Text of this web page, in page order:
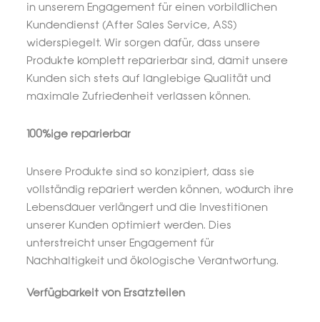
in unserem Engagement für einen vorbildlichen
Kundendienst (After Sales Service, ASS)
widerspiegelt. Wir sorgen dafür, dass unsere
Produkte komplett reparierbar sind, damit unsere
Kunden sich stets auf langlebige Qualität und
maximale Zufriedenheit verlassen können.
100%ige reparierbar
Unsere Produkte sind so konzipiert, dass sie
vollständig repariert werden können, wodurch ihre
Lebensdauer verlängert und die Investitionen
unserer Kunden optimiert werden. Dies
unterstreicht unser Engagement für
Nachhaltigkeit und ökologische Verantwortung.
Verfügbarkeit von Ersatzteilen